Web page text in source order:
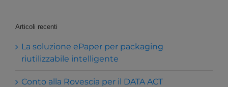
Articoli recenti
La soluzione ePaper per packaging
riutilizzabile intelligente
Conto alla Rovescia per il DATA ACT